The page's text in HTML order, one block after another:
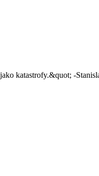
katastrofy.&quot; -